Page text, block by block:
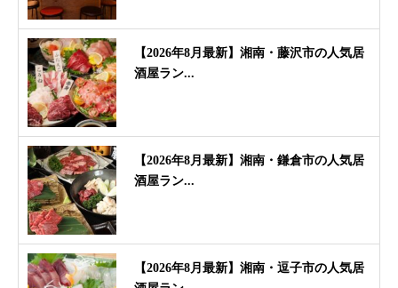
【2026年8月最新】湘南・藤沢市の人気居
酒屋ラン...
【2026年8月最新】湘南・鎌倉市の人気居
酒屋ラン...
【2026年8月最新】湘南・逗子市の人気居